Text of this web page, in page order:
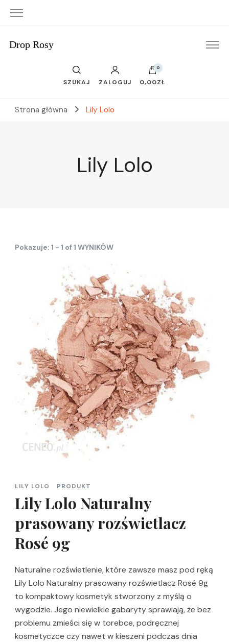
Drop Rosy
SZUKAJ ZALOGUJ
0
0,00ZŁ
Strona główna Lily Lolo
Lily Lolo
Pokazuje: 1 - 1 of 1 WYNIKÓW
LILY LOLO PRODUKT
Lily Lolo Naturalny
prasowany rozświetlacz
Rosé 9g
Naturalne rozświetlenie, które zawsze masz pod ręką
Lily Lolo Naturalny prasowany rozświetlacz Rosé 9g
to kompaktowy kosmetyk stworzony z myślą o
wygodzie. Jego niewielkie gabaryty sprawiają, że bez
problemu zmieści się w torebce, podręcznej
kosmetyczce czy nawet w kieszeni podczas dnia